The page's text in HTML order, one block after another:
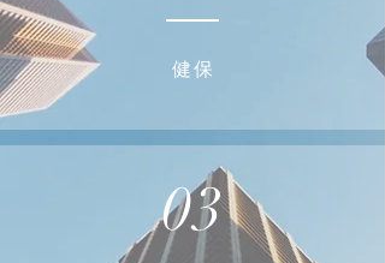
健保
03